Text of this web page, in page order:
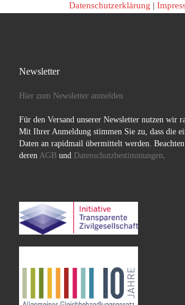
Datenschutzerklärung |
Newsletter
Hier zum Newsletter anmelden
Für den Versand unserer Newsletter nutzen wir
Mit Ihrer Anmeldung stimmen Sie zu, dass die
Daten an rapidmail übermittelt werden.
deren AGBund Datenschutzbestimmungen